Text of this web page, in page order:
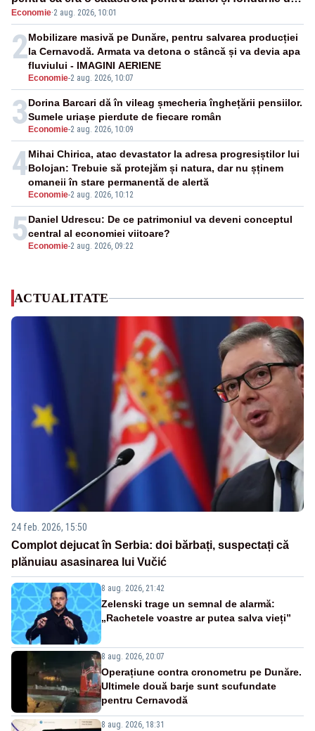
pensii
Economie·2 aug. 2026, 10:01
2
Economie-2 aug. 2026, 10:07
Mobilizare masivă pe Dunăre, pentru salvarea producției
la Cernavodă. Armata va detona o stâncă și va devia apa
fluviului - IMAGINI AERIENE
3 Economie-2 aug. 2026, 10:09
Dorina Barcari dă în vileag șmecheria înghețării pensiilor.
Sumele uriașe pierdute de fiecare român
4
Economie-2 aug. 2026, 10:12
Mihai Chirica, atac devastator la adresa progresiștilor lui
Bolojan: Trebuie să protejăm și natura, dar nu șținem
omaneii în stare permanentă de alertă
5 Economie-2 aug. 2026, 09:22
Daniel Udrescu: De ce patrimoniul va deveni conceptul
central al economiei viitoare?
ACTUALITATE
24 feb. 2026, 15:50
Complot dejucat în Serbia: doi bărbați, suspectați că
plănuiau asasinarea lui Vučić
8 aug. 2026, 21:42
Zelenski trage un semnal de alarmă:
„Rachetele voastre ar putea salva vieți”
8 aug. 2026, 20:07
Operațiune contra cronometru pe Dunăre.
Ultimele două barje sunt scufundate
pentru Cernavodă
8 aug. 2026, 18:31